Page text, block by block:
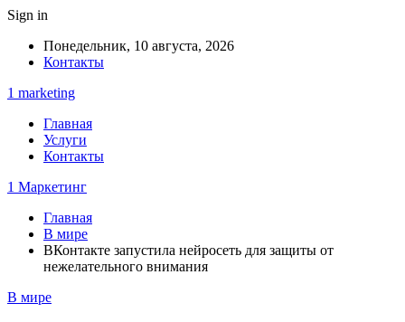
Sign in
Понедельник, 10 августа, 2026
Контакты
1 marketing
Главная
Услуги
Контакты
1 Маркетинг
Главная
В мире
ВКонтакте запустила нейросеть для защиты от
нежелательного внимания
В мире